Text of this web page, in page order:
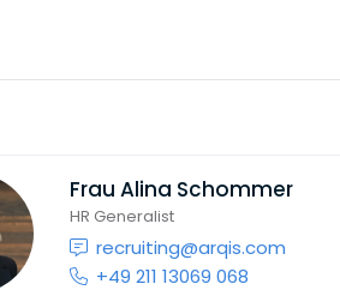
Frau Alina Schommer
HR Generalist
recruiting@arqis.com
+49 211 13069 068